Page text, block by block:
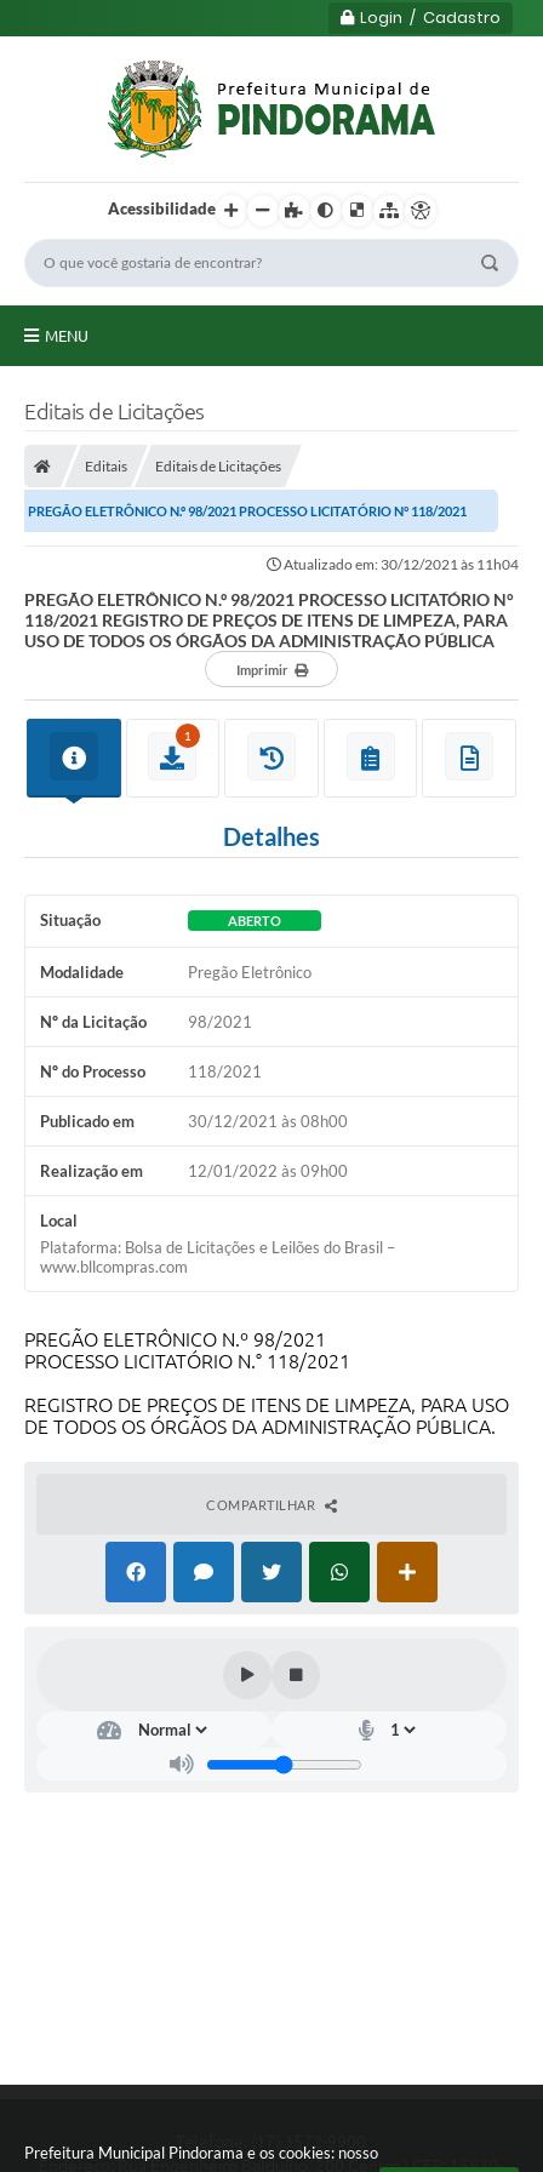
Prefeitura Municipal Pindorama e os cookies: nosso
Login / Cadastro
Acessibilidade
MENU
Transparência
Contratos
Audiências Públicas
Arquivos para Download
Turismo
Projetos
Legislação
Editais
Links
Serviços Online
Telefones Úteis
Enquete
Editais de Licitações
Editais Editais de Licitações
PREGÃO ELETRÔNICO N.º 98/2021 PROCESSO LICITATÓRIO N° 118/2021
Atualizado em: 30/12/2021 às 11h04
PREGÃO ELETRÔNICO N.º 98/2021 PROCESSO LICITATÓRIO N°
118/2021 REGISTRO DE PREÇOS DE ITENS DE LIMPEZA, PARA
USO DE TODOS OS ÓRGÃOS DA ADMINISTRAÇÃO PÚBLICA
Imprimir
1
Detalhes
Situação ABERTO
Modalidade Pregão Eletrônico
Nº da Licitação 98/2021
Nº do Processo 118/2021
Publicado em 30/12/2021 às 08h00
Realização em 12/01/2022 às 09h00
Local
Plataforma: Bolsa de Licitações e Leilões do Brasil –
www.bllcompras.com
PREGÃO ELETRÔNICO N.º 98/2021
PROCESSO LICITATÓRIO N.° 118/2021
REGISTRO DE PREÇOS DE ITENS DE LIMPEZA, PARA USO
DE TODOS OS ÓRGÃOS DA ADMINISTRAÇÃO PÚBLICA.
COMPARTILHAR
Endereço: Rua Engenheiro Balduíno, 200 Centro | CEP: 15830-